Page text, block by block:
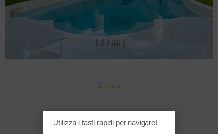
1 / 86
Lusso
Utilizza i tasti rapidi per navigare!